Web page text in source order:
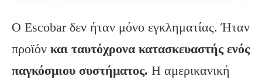
Ο Escobar δεν ήταν μόνο εγκληματίας. Ήταν
προϊόν και ταυτόχρονα κατασκευαστής ενός
παγκόσμιου συστήματος. Η αμερικανική